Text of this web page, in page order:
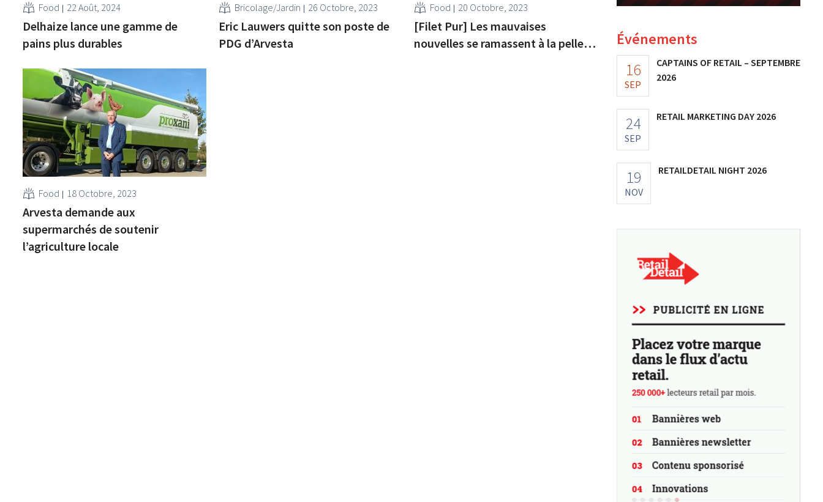
Food 22 Août, 2024
Delhaize lance une gamme de
pains plus durables
Bricolage/Jardin 26 Octobre, 2023
Eric Lauwers quitte son poste de
PDG d’Arvesta
Food 20 Octobre, 2023
[Filet Pur] Les mauvaises
nouvelles se ramassent à la pelle…
Food 18 Octobre, 2023
Arvesta demande aux
supermarchés de soutenir
l’agriculture locale
Événements
16
SEP
CAPTAINS OF RETAIL – SEPTEMBRE
2026
24
SEP
RETAIL MARKETING DAY 2026
19
NOV
RETAILDETAIL NIGHT 2026